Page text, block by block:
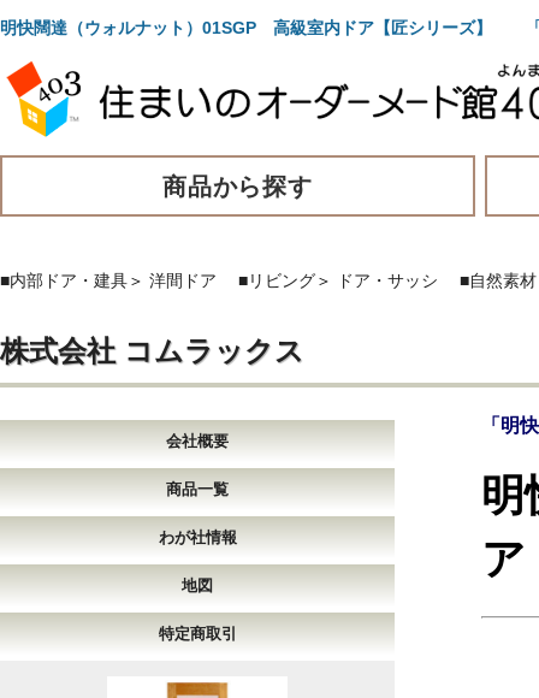
明快闊達（ウォルナット）01SGP 高級室内ドア【匠シリーズ】 「
商品から探す
■内部ドア・建具＞ 洋間ドア ■リビング＞ ドア・サッシ ■自然素材
株式会社 コムラックス
会社概要
商品一覧
わが社情報
地図
特定商取引
「明
明
ア